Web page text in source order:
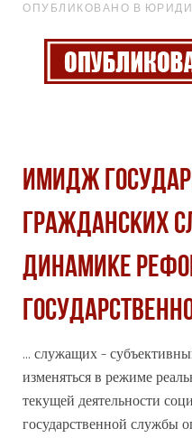
ОПУБЛИКОВАНО В
ИМИДЖ
ГРАЖДАНСКИХ
ДИНАМИКЕ
... служащих -
изменяться в режиме
текущей деятельности
государственной службы